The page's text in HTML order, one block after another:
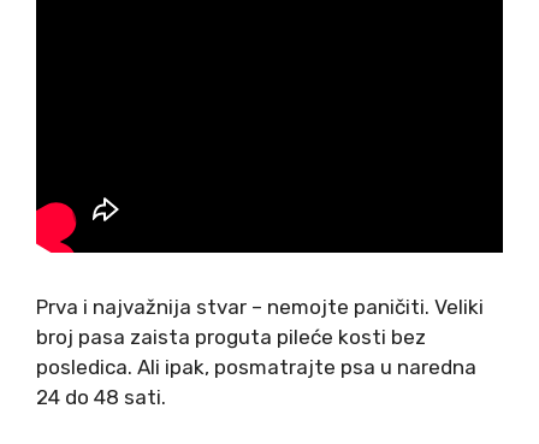
Prva i najvažnija stvar – nemojte paničiti. Veliki
broj pasa zaista proguta pileće kosti bez
posledica. Ali ipak, posmatrajte psa u naredna
24 do 48 sati.